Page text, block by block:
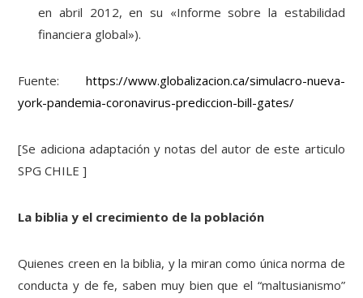
en abril 2012, en su «Informe sobre la estabilidad
financiera global»).
Fuente: https://www.globalizacion.ca/simulacro-nueva-
york-pandemia-coronavirus-prediccion-bill-gates/
[Se adiciona adaptación y notas del autor de este articulo
SPG CHILE ]
La biblia y el crecimiento de la población
Quienes creen en la biblia, y la miran como única norma de
conducta y de fe, saben muy bien que el “maltusianismo”